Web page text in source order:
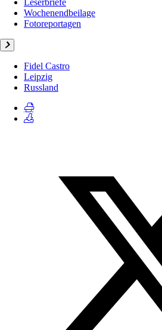
Leserbriefe
Wochenendbeilage
Fotoreportagen
Fidel Castro
Leipzig
Russland